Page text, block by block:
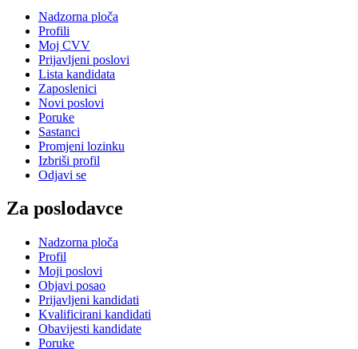
Nadzorna ploča
Profili
Moj CVV
Prijavljeni poslovi
Lista kandidata
Zaposlenici
Novi poslovi
Poruke
Sastanci
Promjeni lozinku
Izbriši profil
Odjavi se
Za poslodavce
Nadzorna ploča
Profil
Moji poslovi
Objavi posao
Prijavljeni kandidati
Kvalificirani kandidati
Obavijesti kandidate
Poruke